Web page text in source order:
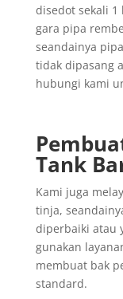
disedot sekali
gara pipa
seandainya
tidak dipasang
hubungi kami
Tank
Kami juga
tinja,
diperbaiki atau
gunakan
membuat bak
standard.